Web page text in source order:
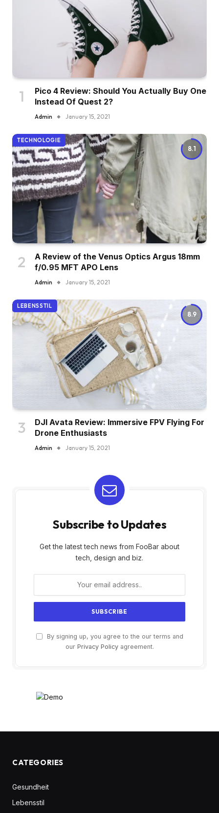
Pico 4 Review: Should You Actually Buy One
Instead Of Quest 2?
Admin January 15, 2021
8.1
TECHNOLOGIE
A Review of the Venus Optics Argus 18mm
f/0.95 MFT APO Lens
Admin January 15, 2021
8.9
LEBENSSTIL
DJI Avata Review: Immersive FPV Flying For
Drone Enthusiasts
Admin January 15, 2021
Subscribe to Updates
Get the latest tech news from FooBar about
tech, design and biz.
By signing up, you agree to the our terms and
our Privacy Policyagreement.
CATEGORIES
Gesundheit
Lebensstil